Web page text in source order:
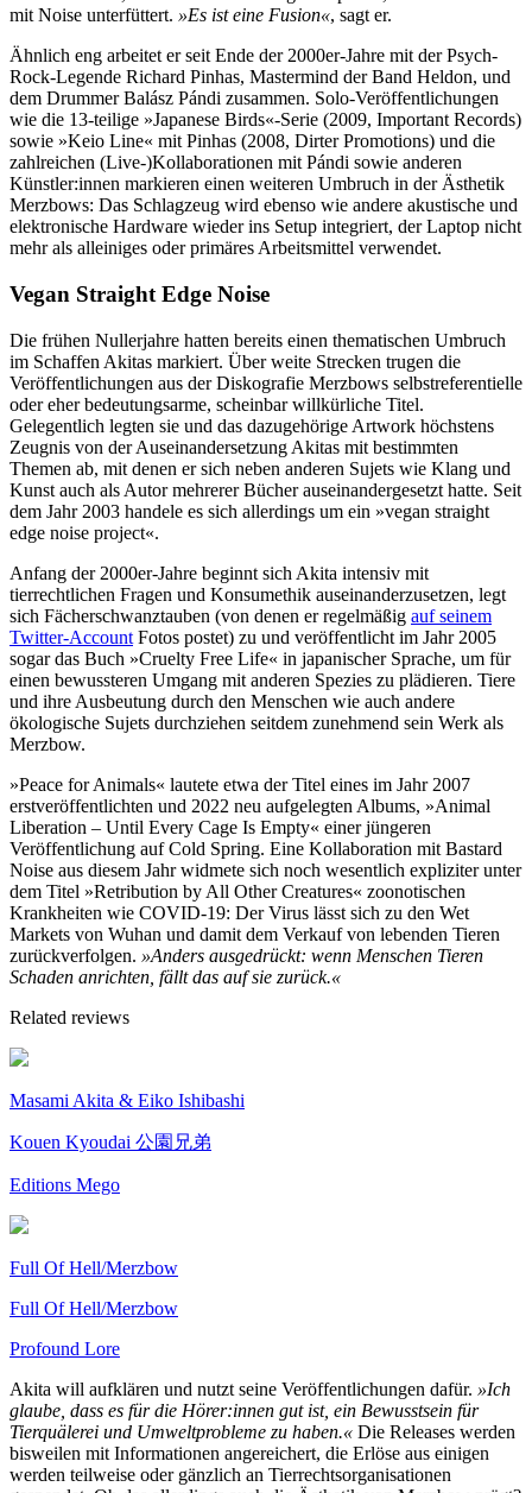
mit Noise unterfüttert. »Es ist eine Fusion«, sagt er.
Ähnlich eng arbeitet er seit Ende der 2000er-Jahre mit der Psych-
Rock-Legende Richard Pinhas, Mastermind der Band Heldon, und
dem Drummer Balász Pándi zusammen. Solo-Veröffentlichungen
wie die 13-teilige »Japanese Birds«-Serie (2009, Important Records)
sowie »Keio Line« mit Pinhas (2008, Dirter Promotions) und die
zahlreichen (Live-)Kollaborationen mit Pándi sowie anderen
Künstler:innen markieren einen weiteren Umbruch in der Ästhetik
Merzbows: Das Schlagzeug wird ebenso wie andere akustische und
elektronische Hardware wieder ins Setup integriert, der Laptop nicht
mehr als alleiniges oder primäres Arbeitsmittel verwendet.
Vegan Straight Edge Noise
Die frühen Nullerjahre hatten bereits einen thematischen Umbruch
im Schaffen Akitas markiert. Über weite Strecken trugen die
Veröffentlichungen aus der Diskografie Merzbows selbstreferentielle
oder eher bedeutungsarme, scheinbar willkürliche Titel.
Gelegentlich legten sie und das dazugehörige Artwork höchstens
Zeugnis von der Auseinandersetzung Akitas mit bestimmten
Themen ab, mit denen er sich neben anderen Sujets wie Klang und
Kunst auch als Autor mehrerer Bücher auseinandergesetzt hatte. Seit
dem Jahr 2003 handele es sich allerdings um ein »vegan straight
edge noise project«.
Anfang der 2000er-Jahre beginnt sich Akita intensiv mit
tierrechtlichen Fragen und Konsumethik auseinanderzusetzen, legt
sich Fächerschwanztauben (von denen er regelmäßig auf seinem
Twitter-Account Fotos postet) zu und veröffentlicht im Jahr 2005
sogar das Buch »Cruelty Free Life« in japanischer Sprache, um für
einen bewussteren Umgang mit anderen Spezies zu plädieren. Tiere
und ihre Ausbeutung durch den Menschen wie auch andere
ökologische Sujets durchziehen seitdem zunehmend sein Werk als
Merzbow.
»Peace for Animals« lautete etwa der Titel eines im Jahr 2007
erstveröffentlichten und 2022 neu aufgelegten Albums, »Animal
Liberation – Until Every Cage Is Empty« einer jüngeren
Veröffentlichung auf Cold Spring. Eine Kollaboration mit Bastard
Noise aus diesem Jahr widmete sich noch wesentlich expliziter unter
dem Titel »Retribution by All Other Creatures« zoonotischen
Krankheiten wie COVID-19: Der Virus lässt sich zu den Wet
Markets von Wuhan und damit dem Verkauf von lebenden Tieren
zurückverfolgen. »Anders ausgedrückt: wenn Menschen Tieren
Schaden anrichten, fällt das auf sie zurück.«
Related reviews
Masami Akita & Eiko Ishibashi
Kouen Kyoudai 公園兄弟
Editions Mego
Full Of Hell/Merzbow
Full Of Hell/Merzbow
Profound Lore
Akita will aufklären und nutzt seine Veröffentlichungen dafür. »Ich
glaube, dass es für die Hörer:innen gut ist, ein Bewusstsein für
Tierquälerei und Umweltprobleme zu haben.« Die Releases werden
bisweilen mit Informationen angereichert, die Erlöse aus einigen
werden teilweise oder gänzlich an Tierrechtsorganisationen